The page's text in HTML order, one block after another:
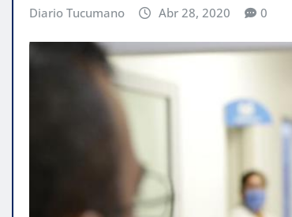
Diario Tucumano Abr 28, 2020 0